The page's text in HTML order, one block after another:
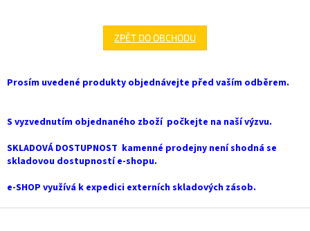
ZPĚT DO OBCHODU
Prosím uvedené produkty objednávejte před vaším odběrem.
S vyzvednutím objednaného zboží počkejte na naší výzvu.
SKLADOVÁ DOSTUPNOST kamenné prodejny není shodná se
skladovou dostupností e-shopu.
e-SHOP využívá k expedici externích skladových zásob.